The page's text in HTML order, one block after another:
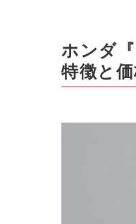
ホンダ
特徴と